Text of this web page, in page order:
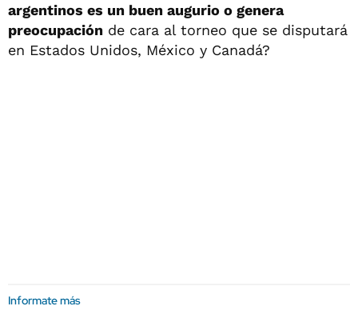
argentinos es un buen augurio o genera
preocupación de cara al torneo que se disputará
en Estados Unidos, México y Canadá?
Informate más